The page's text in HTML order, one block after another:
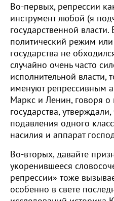
Во-первых, репрессии
инструмент любой (я
государственной
политический режим или
государства не
случайно очень часто
исполнительной власти,
именуют репрессивным
Маркс и Ленин, говоря о
государства,
подавления одного
насилия и аппарат
Во-вторых, давайте
укоренившееся
репрессии» тоже
особенно в свете